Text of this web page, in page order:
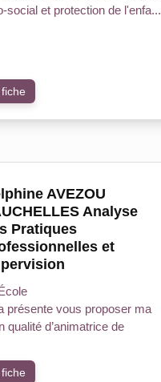
social et protection de l'enfa...
AVEZOU
Analyse
Pratiques
et
présente vous proposer ma
qualité d’animatrice de